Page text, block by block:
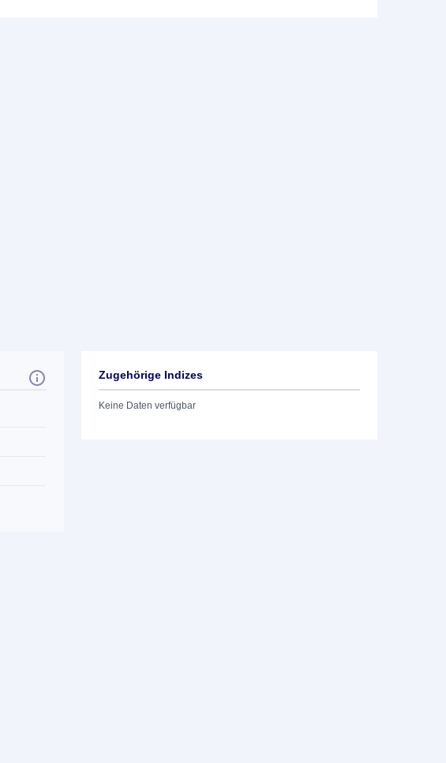
Zugehörige Indizes
Keine Daten verfügbar